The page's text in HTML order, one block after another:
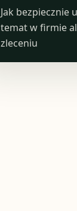
Jak bezpiecznie
temat w firmie
zleceniu